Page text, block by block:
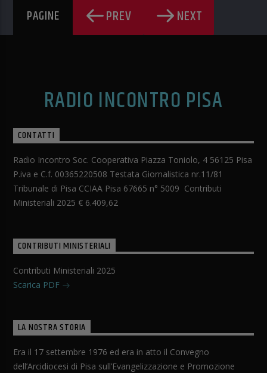
PAGINE PREV NEXT
RADIO INCONTRO PISA
CONTATTI
Radio Incontro Soc. Cooperativa Piazza Toniolo, 4 56125 Pisa
P.iva e C.f. 00365220508 Testata Giornalistica nr.11/81
Tribunale di Pisa CCIAA Pisa 67665 n° 5009 Contributi
Ministeriali 2025 € 6.409,62
CONTRIBUTI MINISTERIALI
Contributi Ministeriali 2025
Scarica PDF
LA NOSTRA STORIA
Era il 17 settembre 1976 ed era in atto il Convegno
dell’Arcidiocesi di Pisa sull’Evangelizzazione e Promozione